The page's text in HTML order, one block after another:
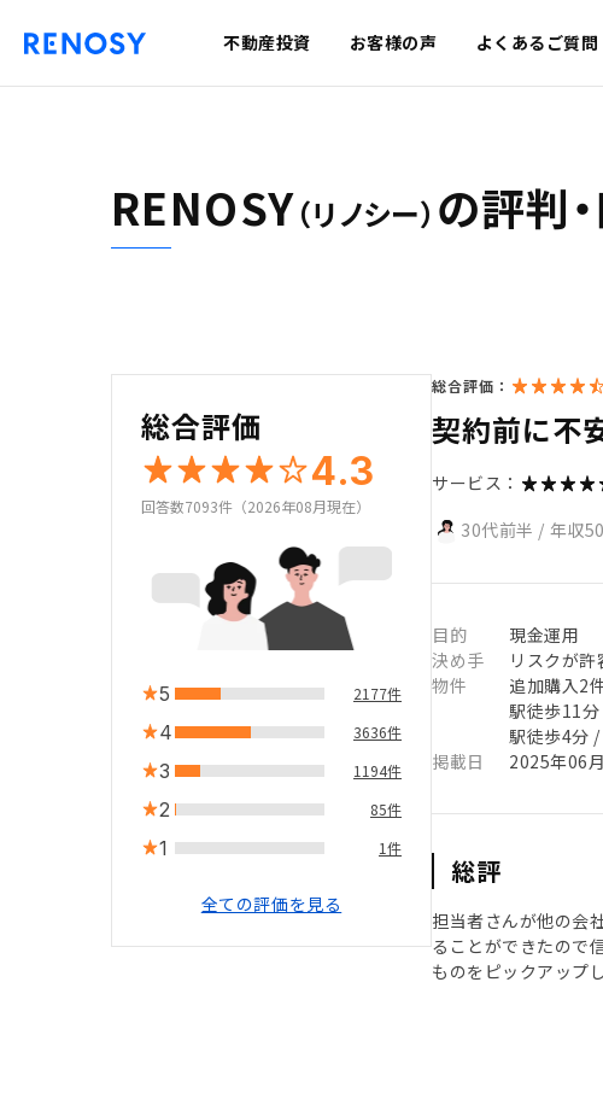
不動産投資 お客様の声 よくあるご質問
RENOSY（リノシー） の評判
総合評価
4.3
回答数7093件（2026年08月現在）
5 2177件
4 3636件
3 1194件
2 85件
1 1件
全ての評価を見る
総合評価：
契約前に不
サービス：
30代前半 / 年収
目的
現金運用
決め手
リスクが
物件
追加購入2
駅徒歩11
駅徒歩4分
掲載日
2025年06
総評
担当者さんが他の会
ることができたので
ものをピックアップ